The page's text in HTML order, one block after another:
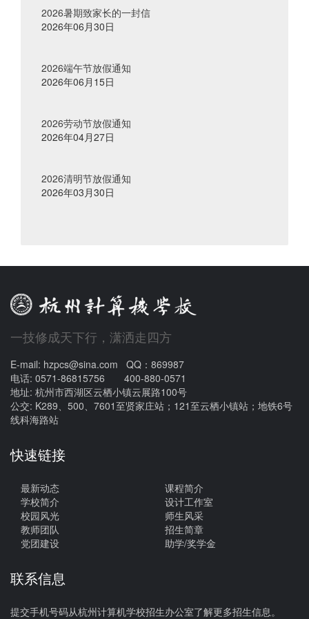
2026暑期致家长的一封信
2026年06月30日
2026端午节放假通知
2026年06月15日
2026劳动节放假通知
2026年04月27日
2026清明节放假通知
2026年03月30日
一技修成天下行，潇洒走四方
E-mail: hzpcs@sina.com QQ：869987
电话: 0571-86815756 400-880-0571
地址: 杭州市西湖区云栖小镇云展路100号
公交: K289、500、7601至贤家庄站；121至云栖小镇站；地铁6号
线科海路站
快速链接
最新动态
学校简介
校园风光
教师团队
党团建设
课程简介
设计工作室
师生风采
招生简章
助学/奖学金
联系信息
提交手机号码从杭州计算机学校招生办公室了解更多招生信息。